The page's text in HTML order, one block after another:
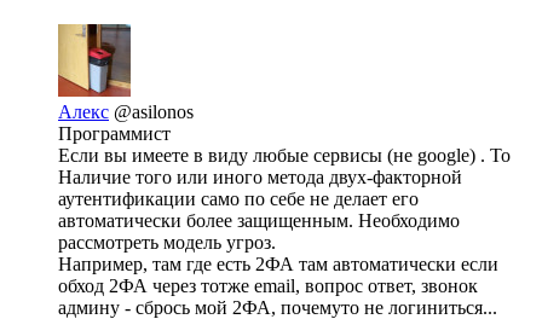
Алекс @asilonos
Программист
Если вы имеете в виду любые сервисы (не google) . То
Наличие того или иного метода двух-факторной
аутентификации само по себе не делает его
автоматически более защищенным. Необходимо
рассмотреть модель угроз.
Например, там где есть 2ФА там автоматически если
обход 2ФА через тотже email, вопрос ответ, звонок
админу - сбрось мой 2ФА, почемуто не логиниться...